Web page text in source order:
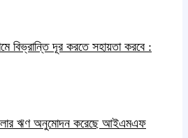
বিভ্রান্তি দূর করতে সহায়তা করবে :
ডলার ঋণ অনুমোদন করেছে আইএমএফ